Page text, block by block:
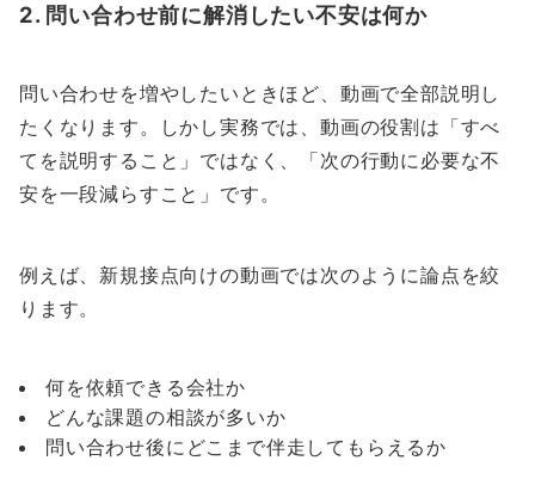
2. 問い合わせ前に解消したい不安は何か
問い合わせを増やしたいときほど、動画で全部説明し
たくなります。しかし実務では、動画の役割は「すべ
てを説明すること」ではなく、「次の行動に必要な不
安を一段減らすこと」です。
例えば、新規接点向けの動画では次のように論点を絞
ります。
何を依頼できる会社か
どんな課題の相談が多いか
問い合わせ後にどこまで伴走してもらえるか